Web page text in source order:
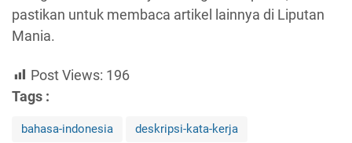
pastikan untuk membaca artikel lainnya di Liputan
Mania.
Post Views: 196
Tags :
bahasa-indonesia deskripsi-kata-kerja